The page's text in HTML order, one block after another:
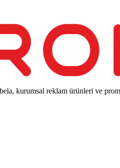
kurumsal reklam ürünleri ve